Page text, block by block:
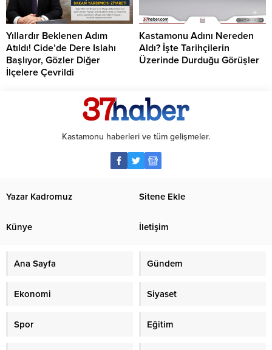
Yıllardır Beklenen Adım
Atıldı! Cide’de Dere Islahı
Başlıyor, Gözler Diğer
İlçelere Çevrildi
Kastamonu Adını Nereden
Aldı? İşte Tarihçilerin
Üzerinde Durduğu Görüşler
Kastamonu haberleri ve tüm gelişmeler.
Yazar Kadromuz Sitene Ekle
Künye İletişim
Ana Sayfa Gündem
Ekonomi Siyaset
Spor Eğitim